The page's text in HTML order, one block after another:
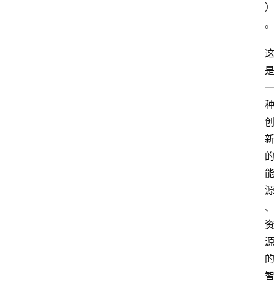
）
。
这
是
一
种
创
新
的
能
源
、
资
源
的
智